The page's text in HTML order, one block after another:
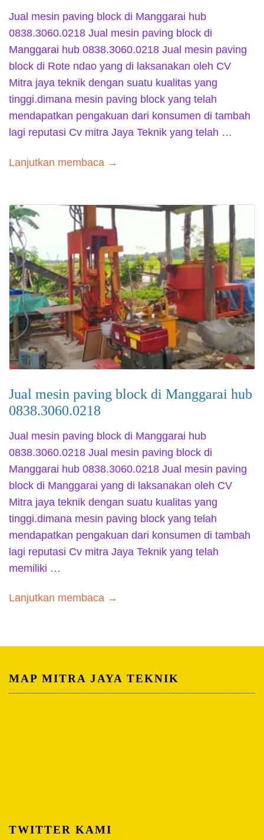
Jual mesin paving block di Manggarai hub
0838.3060.0218 Jual mesin paving block di
Manggarai hub 0838.3060.0218 Jual mesin paving
block di Rote ndao yang di laksanakan oleh CV
Mitra jaya teknik dengan suatu kualitas yang
tinggi.dimana mesin paving block yang telah
mendapatkan pengakuan dari konsumen di tambah
lagi reputasi Cv mitra Jaya Teknik yang telah …
Lanjutkan membaca →
Jual mesin paving block di Manggarai hub
0838.3060.0218
Jual mesin paving block di Manggarai hub
0838.3060.0218 Jual mesin paving block di
Manggarai hub 0838.3060.0218 Jual mesin paving
block di Manggarai yang di laksanakan oleh CV
Mitra jaya teknik dengan suatu kualitas yang
tinggi.dimana mesin paving block yang telah
mendapatkan pengakuan dari konsumen di tambah
lagi reputasi Cv mitra Jaya Teknik yang telah
memiliki …
Lanjutkan membaca →
MAP MITRA JAYA TEKNIK
TWITTER KAMI